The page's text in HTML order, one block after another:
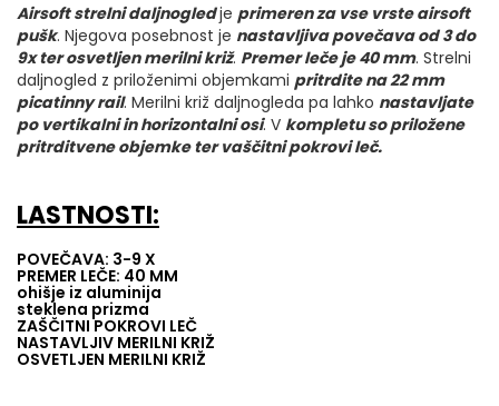
Airsoft strelni daljnogledje primeren za vse vrste airsoft
pušk. Njegova posebnost je nastavljiva povečava od 3 do
9x ter osvetljen merilni križ. Premer leče je 40 mm. Strelni
daljnogled z priloženimi objemkami pritrdite na 22 mm
picatinny rail. Merilni križ daljnogleda pa lahko nastavljate
po vertikalni in horizontalni osi. V kompletu so priložene
pritrditvene objemke ter vaščitni pokrovi leč.
LASTNOSTI:
POVEČAVA: 3-9 X
PREMER LEČE: 40 MM
ohišje iz aluminija
steklena prizma
ZAŠČITNI POKROVI LEČ
NASTAVLJIV MERILNI KRIŽ
OSVETLJEN MERILNI KRIŽ